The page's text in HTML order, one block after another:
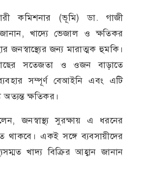
কমিশনার (ভূমি) ডা. গাজী
খাদ্যে ভেজাল ও ক্ষতিকর
জনস্বাস্থ্যের জন্য মারাত্মক হুমকি।
সতেজতা ও ওজন বাড়াতে
সম্পূর্ণ বেআইনি এবং এটি
ক্ষতিকর।
জনস্বাস্থ্য সুরক্ষায় এ ধরনের
থাকবে। একই সঙ্গে ব্যবসায়ীদের
খাদ্য বিক্রির আহ্বান জানান